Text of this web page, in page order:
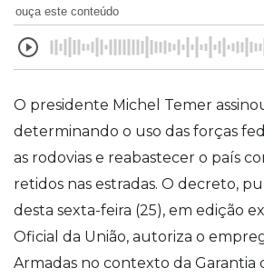
ouça este conteúdo
O presidente Michel Temer
determinando o uso das forças
as rodovias e reabastecer o país
retidos nas estradas. O decreto,
desta sexta-feira (25), em edição
Oficial da União, autoriza o
Armadas no contexto da Garantia